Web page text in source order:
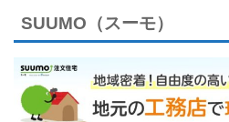
SUUMO（スーモ）